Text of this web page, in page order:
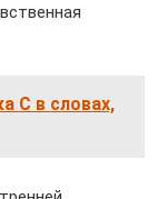
С в словах,